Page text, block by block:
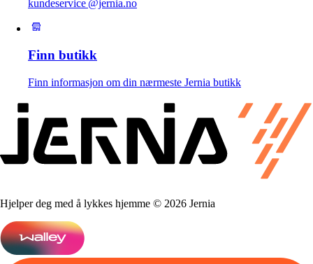
kundeservice @jernia.no
Finn butikk
Finn informasjon om din nærmeste Jernia butikk
Hjelper deg med å lykkes hjemme © 2026 Jernia